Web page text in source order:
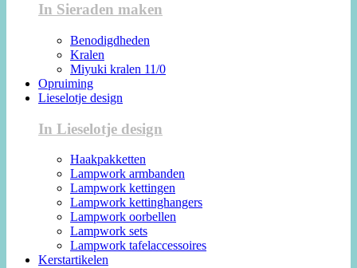
In Sieraden maken
Benodigdheden
Kralen
Miyuki kralen 11/0
Opruiming
Lieselotje design
In Lieselotje design
Haakpakketten
Lampwork armbanden
Lampwork kettingen
Lampwork kettinghangers
Lampwork oorbellen
Lampwork sets
Lampwork tafelaccessoires
Kerstartikelen